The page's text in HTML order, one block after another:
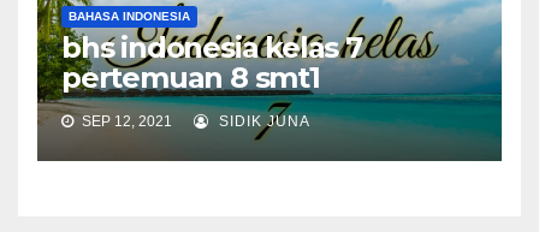
BAHASA INDONESIA
bhs indonesia kelas 7
pertemuan 8 smt1
SEP 12, 2021 SIDIK JUNA